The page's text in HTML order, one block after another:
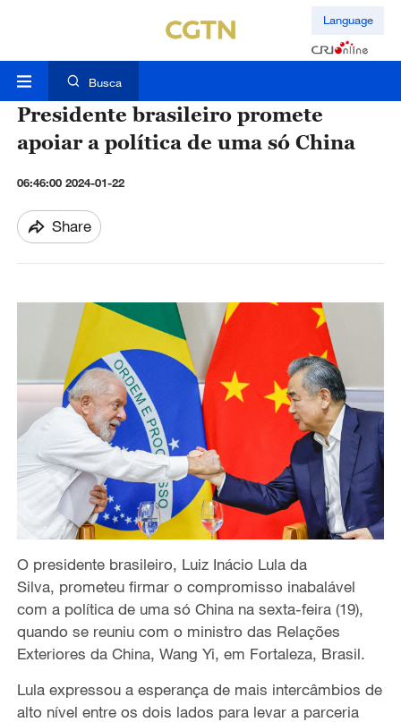
Language
Busca
Presidente brasileiro promete
apoiar a política de uma só China
06:46:00 2024-01-22
Share
O presidente brasileiro, Luiz Inácio Lula da
Silva, prometeu firmar o compromisso inabalável
com a política de uma só China na sexta-feira (19),
quando se reuniu com o ministro das Relações
Exteriores da China, Wang Yi, em Fortaleza, Brasil.
Lula expressou a esperança de mais intercâmbios de
alto nível entre os dois lados para levar a parceria